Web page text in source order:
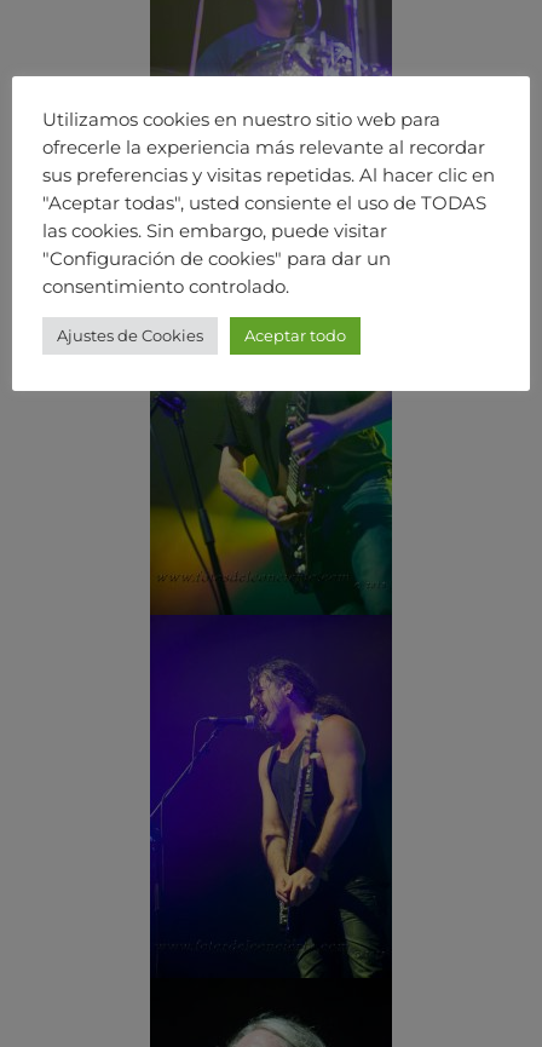
Utilizamos cookies en nuestro sitio web para
ofrecerle la experiencia más relevante al recordar
sus preferencias y visitas repetidas. Al hacer clic en
"Aceptar todas", usted consiente el uso de TODAS
las cookies. Sin embargo, puede visitar
"Configuración de cookies" para dar un
consentimiento controlado.
Ajustes de Cookies Aceptar todo